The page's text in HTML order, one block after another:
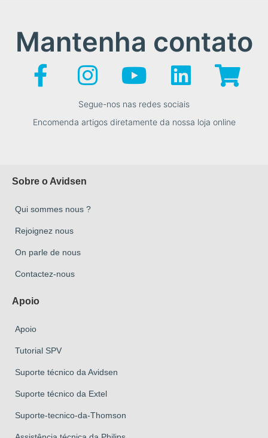
Mantenha contato
Segue-nos nas redes sociais
Encomenda artigos diretamente da nossa loja online
Sobre o Avidsen
Qui sommes nous ?
Rejoignez nous
On parle de nous
Contactez-nous
Apoio
Apoio
Tutorial SPV
Suporte técnico da Avidsen
Suporte técnico da Extel
Suporte-tecnico-da-Thomson